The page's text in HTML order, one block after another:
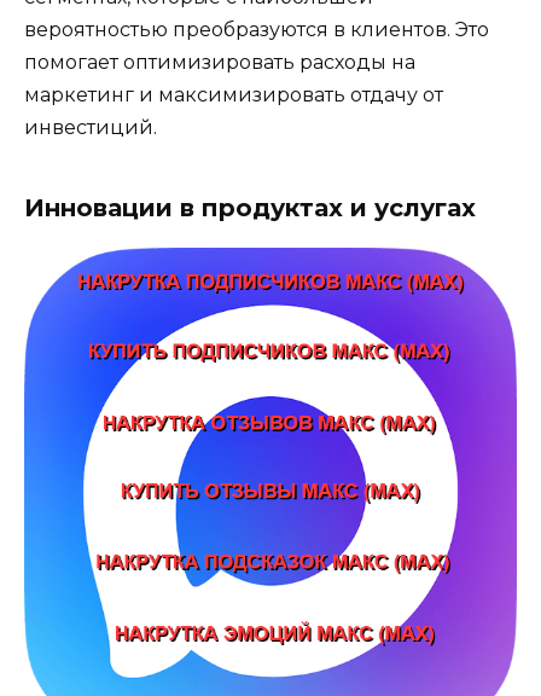
вероятностью преобразуются в клиентов. Это
помогает оптимизировать расходы на
маркетинг и максимизировать отдачу от
инвестиций.
Инновации в продуктах и услугах